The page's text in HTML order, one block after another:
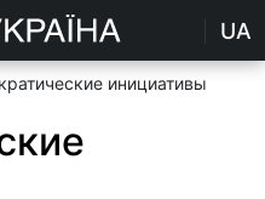
UA
инициативы